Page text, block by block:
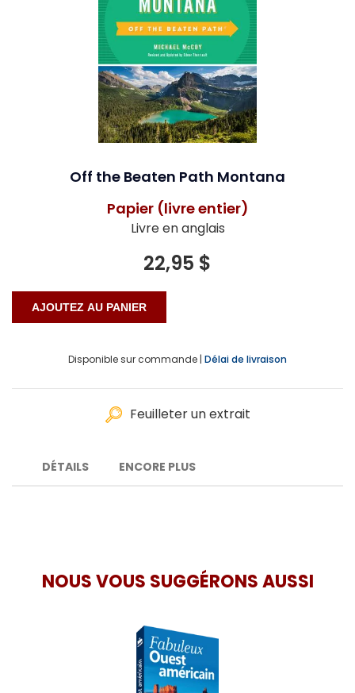
Off the Beaten Path Montana
Papier (livre entier)
Livre en anglais
22,95 $
Disponible sur commande | Délai de livraison
Feuilleter un extrait
DÉTAILS ENCORE PLUS
NOUS VOUS SUGGÉRONS AUSSI